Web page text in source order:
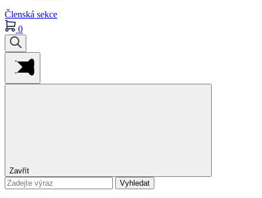
Členská sekce
0
Zavřít
Vyhledat